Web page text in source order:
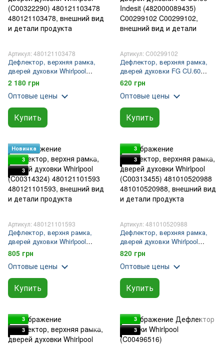
Артикул: 480121103478
Дефлектор, верхняя рамка,
дверей духовки Whirlpool
(C00322290) 480121103478
2 180 грн
Оптовые цены
Купить
Артикул: C00299102
Дефлектор, верхняя рамка,
дверей духовки FG CU.60
Indesit (482000089435)
C00299102
620 грн
Оптовые цены
Купить
Новинка
3
3
Артикул: 480121101593
Дефлектор, верхня рамка,
дверей духовки Whirlpool
(C00314324) 480121101593
805 грн
Оптовые цены
Купить
3
3
Артикул: 481010520988
Дефлектор, верхняя рамка,
дверей духовки Whirlpool
(C00313455) 481010520988
820 грн
Оптовые цены
Купить
3
3
3
3